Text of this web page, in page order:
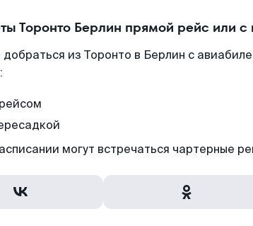
Торонто Берлин прямой рейс или
из Торонто в Берлин с
могут встречаться чартерные